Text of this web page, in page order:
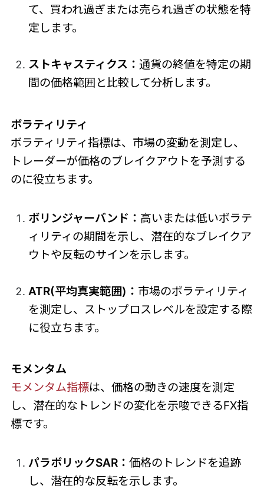
て、買われ過ぎまたは売られ過ぎの状態を特
定します。
ストキャスティクス： 通貨の終値を特定の期
間の価格範囲と比較して分析します。
ボラティリティ
ボラティリティ指標は、市場の変動を測定し、
トレーダーが価格のブレイクアウトを予測する
のに役立ちます。
ボリンジャーバンド： 高いまたは低いボラテ
ィリティの期間を示し、潜在的なブレイクア
ウトや反転のサインを示します。
ATR(平均真実範囲)： 市場のボラティリティ
を測定し、ストップロスレベルを設定する際
に役立ちます。
モメンタム
モメンタム指標は、価格の動きの速度を測定
し、潜在的なトレンドの変化を示唆できるFX指
標です。
パラボリックSAR： 価格のトレンドを追跡
し、潜在的な反転を示します。